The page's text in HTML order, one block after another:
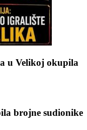
u Velikoj okupila
brojne sudionike